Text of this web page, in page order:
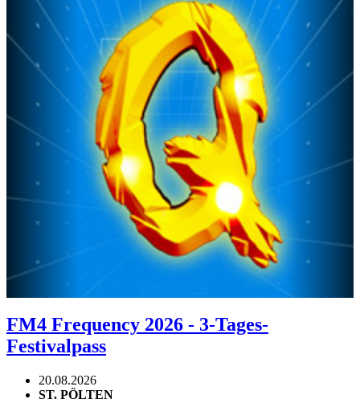
FM4 Frequency 2026 - 3-Tages-
Festivalpass
20.08.2026
ST. PÖLTEN